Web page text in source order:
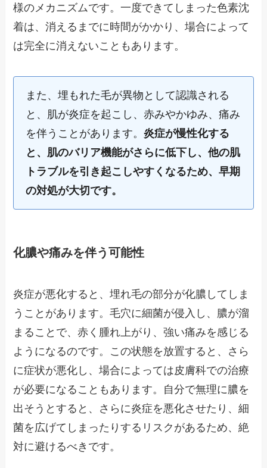
様のメカニズムです。一度できてしまった色素沈
着は、消えるまでに時間がかかり、場合によって
は完全に消えないこともあります。
また、埋もれた毛が異物として認識される
と、肌が炎症を起こし、赤みやかゆみ、痛み
を伴うことがあります。炎症が慢性化する
と、肌のバリア機能がさらに低下し、他の肌
トラブルを引き起こしやすくなるため、早期
の対処が大切です。
化膿や痛みを伴う可能性
炎症が悪化すると、埋れ毛の部分が化膿してしま
うことがあります。毛穴に細菌が侵入し、膿が溜
まることで、赤く腫れ上がり、強い痛みを感じる
ようになるのです。この状態を放置すると、さら
に症状が悪化し、場合によっては皮膚科での治療
が必要になることもあります。自分で無理に膿を
出そうとすると、さらに炎症を悪化させたり、細
菌を広げてしまったりするリスクがあるため、絶
対に避けるべきです。